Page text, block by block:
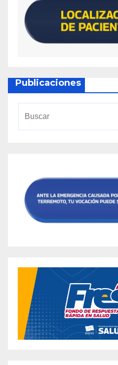
Publicaciones